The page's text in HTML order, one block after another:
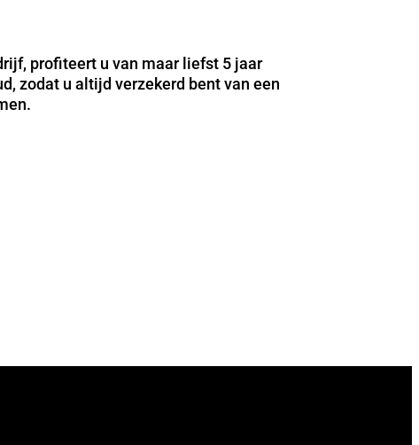
profiteert u van maar liefst 5 jaar
zodat u altijd verzekerd bent van een